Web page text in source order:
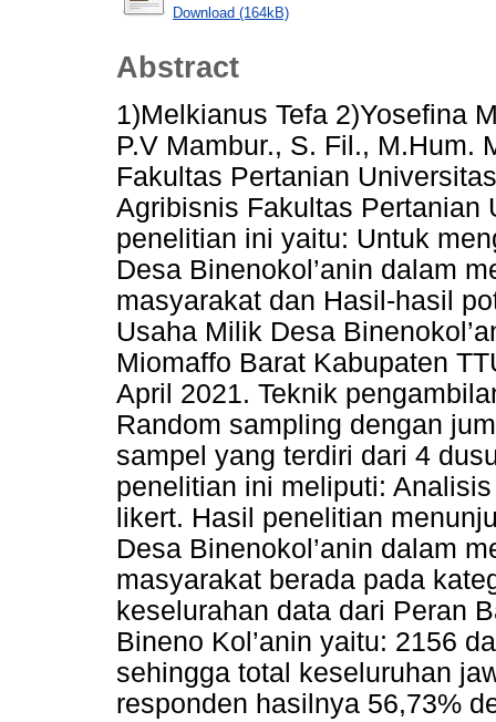
Download (164kB)
Abstract
1)Melkianus Tefa 2)Yosefina
P.V Mambur., S. Fil., M.Hum.
Fakultas Pertanian
Agribisnis Fakultas Pertanian
penelitian ini yaitu: Untuk
Desa Binenokol’anin dalam
masyarakat dan Hasil-hasil
Usaha Milik Desa
Miomaffo Barat Kabupaten
April 2021. Teknik
Random sampling dengan
sampel yang terdiri dari 4
penelitian ini meliputi:
likert. Hasil penelitian
Desa Binenokol’anin dalam
masyarakat berada pada
keselurahan data dari Peran
Bineno Kol’anin yaitu: 2156
sehingga total keseluruhan
responden hasilnya 56,73%